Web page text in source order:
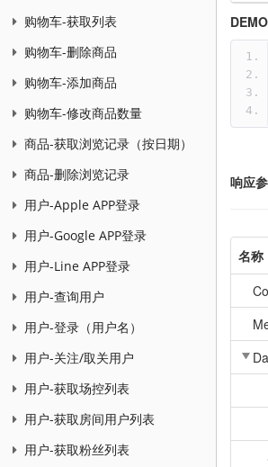
购物车-获取列表
购物车-删除商品
购物车-添加商品
购物车-修改商品数量
商品-获取浏览记录（按日期）
商品-删除浏览记录
用户-Apple APP登录
用户-Google APP登录
用户-Line APP登录
用户-查询用户
用户-登录（用户名）
用户-关注/取关用户
用户-获取场控列表
用户-获取房间用户列表
用户-获取粉丝列表
响应
名称